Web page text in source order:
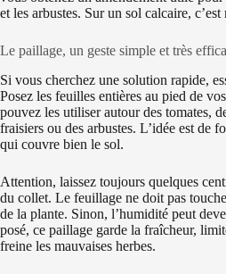
et les arbustes. Sur un sol calcaire, c’est
Le paillage, un geste simple et très
Si vous cherchez une solution rapide,
Posez les feuilles entières au pied de
pouvez les utiliser autour des tomates,
fraisiers ou des arbustes. L’idée est de
qui couvre bien le sol.
Attention, laissez toujours quelques
du collet. Le feuillage ne doit pas
de la plante. Sinon, l’humidité peut
posé, ce paillage garde la fraîcheur,
freine les mauvaises herbes.